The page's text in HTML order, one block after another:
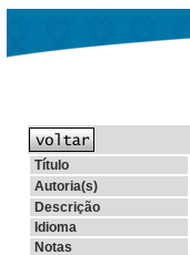
Título
Autoria(s)
Descrição
Idioma
Notas